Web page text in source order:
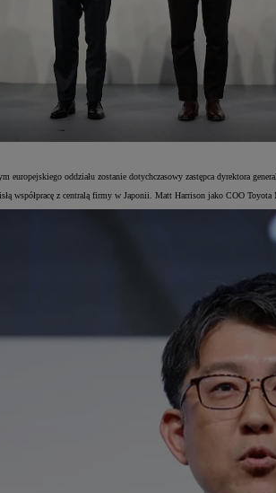
oddziału zostanie dotychczasowy zastępca dyrektora
współpracę z centralą firmy w Japonii. Matt Harrison jako COO